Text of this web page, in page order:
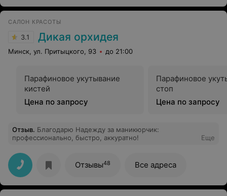
САЛОН КРАСОТЫ
3.1 Дикая орхидея
Минск, ул. Притыцкого, 93 до 21:00
Парафиновое укутывание
кистей
Цена по запросу
Парафиновое
стоп
Цена по запросу
Отзыв. Благодарю Надежду за маникюрчик:
профессионально, быстро, аккуратно!
Еще
Отзывы48 Все адреса